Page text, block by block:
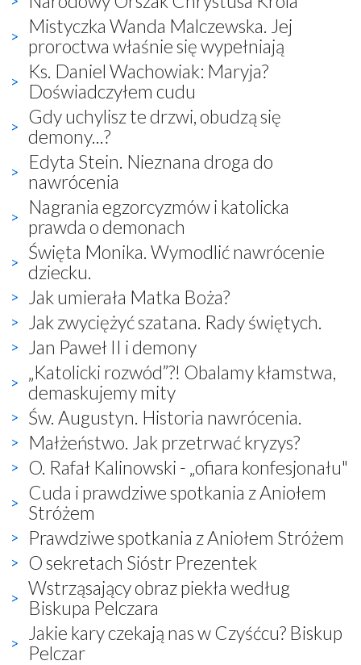
Mistyczka Wanda Malczewska. Jej
proroctwa właśnie się wypełniają
Ks. Daniel Wachowiak: Maryja?
Doświadczyłem cudu
Gdy uchylisz te drzwi, obudzą się
demony...?
Edyta Stein. Nieznana droga do
nawrócenia
Nagrania egzorcyzmów i katolicka
prawda o demonach
Święta Monika. Wymodlić nawrócenie
dziecku.
Jak umierała Matka Boża?
Jak zwyciężyć szatana. Rady świętych.
Jan Paweł II i demony
„Katolicki rozwód”?! Obalamy kłamstwa,
demaskujemy mity
Św. Augustyn. Historia nawrócenia.
Małżeństwo. Jak przetrwać kryzys?
O. Rafał Kalinowski - „ofiara konfesjonału"
Cuda i prawdziwe spotkania z Aniołem
Stróżem
Prawdziwe spotkania z Aniołem Stróżem
O sekretach Sióstr Prezentek
Wstrząsający obraz piekła według
Biskupa Pelczara
Jakie kary czekają nas w Czyśćcu? Biskup
Pelczar